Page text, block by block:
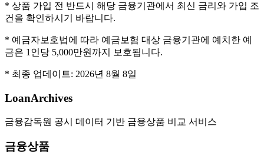
* 상품 가입 전 반드시 해당 금융기관에서 최신 금리와 가입 조
건을 확인하시기 바랍니다.
* 예금자보호법에 따라 예금보험 대상 금융기관에 예치한 예
금은 1인당 5,000만원까지 보호됩니다.
* 최종 업데이트: 2026년 8월 8일
LoanArchives
금융감독원 공시 데이터 기반 금융상품 비교 서비스
금융상품